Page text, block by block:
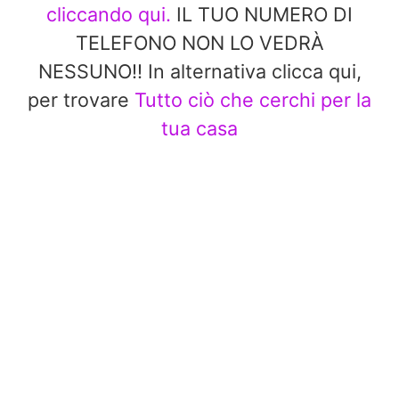
cliccando qui. IL TUO NUMERO DI
TELEFONO NON LO VEDRÀ
NESSUNO!! In alternativa clicca qui,
per trovare Tutto ciò che cerchi per la
tua casa